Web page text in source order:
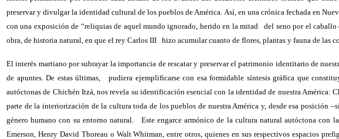
preservar y divulgar la identidad cultural de los pueblos de América. Así, en una crónica fechada en
con una exposición de “reliquias de aquel mundo ignorado, herido en la mitad
del seno por el caballo
obra, de historia natural, en que el rey Carlos III hizo acumular cuanto de flores, plantas y fauna de las
El interés martiano por subrayar la importancia de rescatar y preservar el patrimonio identitario de
de apuntes. De estas últimas,
pudiera ejemplificarse con esa formidable síntesis gráfica que
autóctonas de Chichén Itzá, nos revela su identificación esencial con la identidad de nuestra
parte de la interiorización de la cultura toda de los pueblos de nuestra América y, desde esa posición
género humano con su entorno natural.
Este engarce armónico de la cultura natural autóctona con
Emerson, Henry David Thoreau o Walt Whitman, entre otros, quienes en sus respectivos espacios